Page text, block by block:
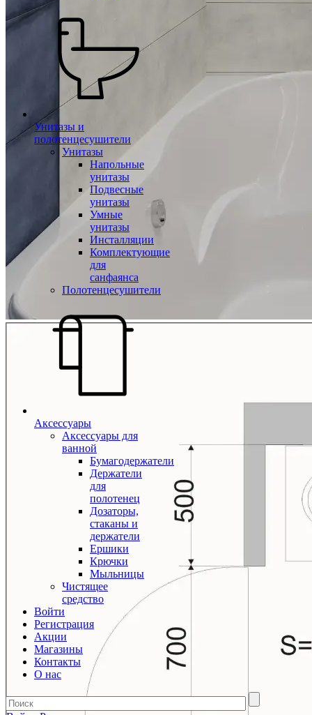
Унитазы и
полотенцесушители
Унитазы
Напольные
унитазы
Подвесные
унитазы
Умные
унитазы
Инсталляции
Комплектующие
для
санфаянса
Полотенцесушители
Аксессуары
Аксессуары для
ванной
Бумагодержатели
Держатели
для
полотенец
Дозаторы,
стаканы и
держатели
Ершики
Крючки
Мыльницы
Чистящее
средство
Войти
Регистрация
Акции
Магазины
Контакты
О нас